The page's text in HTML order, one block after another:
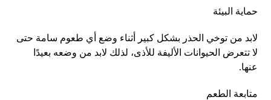
حماية البيئة
لابد من توخي الحذر بشكل كبير أثناء وضع أي طعوم سامة حتى
لا تتعرض الحيوانات الأليفة للأذى، لذلك لابد من وضعه بعيدًا
عنها.
متابعة الطعم